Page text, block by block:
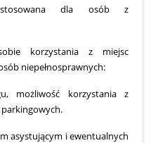
dla osób z
korzystania z miejsc
niepełnosprawnych:
możliwość korzystania z
asystującym i ewentualnych